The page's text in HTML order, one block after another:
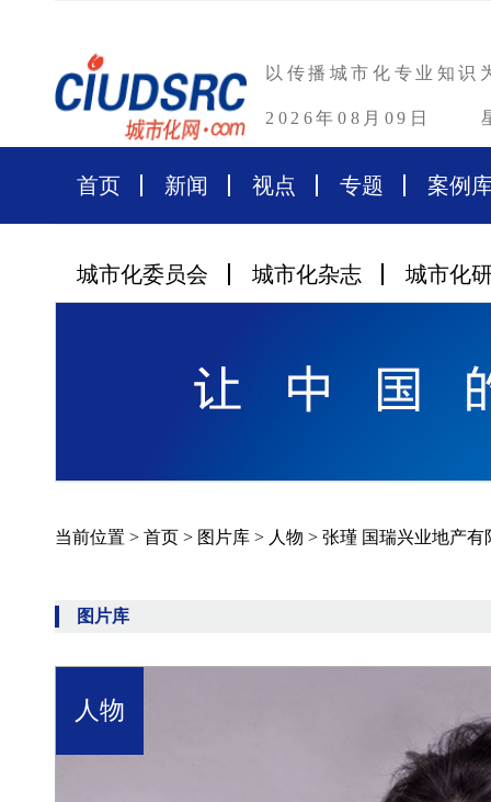
以传播城市化专业知识
2026年08月09日
首页 新闻 视点 专题 案例
城市化委员会 城市化杂志 城市化
当前位置 > 首页 > 图片库 > 人物 > 张瑾 国瑞兴业地产有
图片库
人物